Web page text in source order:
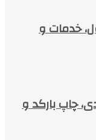
خدمات و
چاپ بارکد و